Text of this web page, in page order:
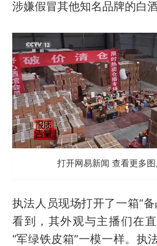
涉嫌假冒其他知名品牌的白酒
打开网易新闻 查看更多
执法人员现场打开了一箱“
看到，其外观与主播们在
“军绿铁皮箱”一模一样。执